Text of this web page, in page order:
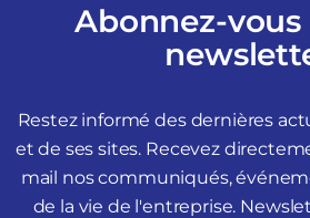
Abonnez-
Restez informé des dernières
et de ses sites. Recevez
mail nos communiqués,
de la vie de l'entreprise.